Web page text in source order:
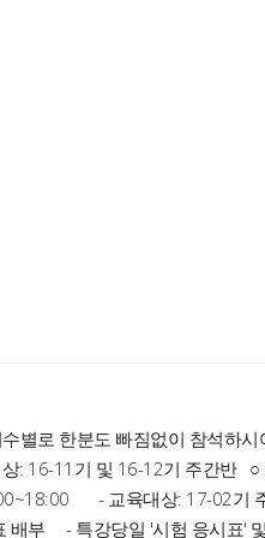
별로 한분도 빠짐없이 참석하
기 및 16-12기 주간반 ○
- 교육대상: 17-02기
부 - 특강당일 '시험 응시표'